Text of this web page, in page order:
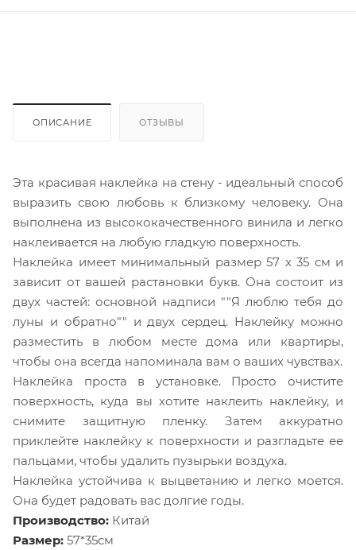
ОПИСАНИЕ ОТЗЫВЫ
Эта красивая наклейка на стену - идеальный способ
выразить свою любовь к близкому человеку. Она
выполнена из высококачественного винила и легко
наклеивается на любую гладкую поверхность.
Наклейка имеет минимальный размер 57 x 35 см и
зависит от вашей растановки букв. Она состоит из
двух частей: основной надписи ""Я люблю тебя до
луны и обратно"" и двух сердец. Наклейку можно
разместить в любом месте дома или квартиры,
чтобы она всегда напоминала вам о ваших чувствах.
Наклейка проста в установке. Просто очистите
поверхность, куда вы хотите наклеить наклейку, и
снимите защитную пленку. Затем аккуратно
приклейте наклейку к поверхности и разгладьте ее
пальцами, чтобы удалить пузырьки воздуха.
Наклейка устойчива к выцветанию и легко моется.
Она будет радовать вас долгие годы.
Производство: Китай
Размер: 57*35см